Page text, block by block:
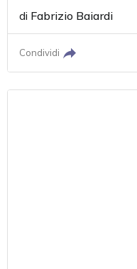
di Fabrizio Baiardi
Condividi